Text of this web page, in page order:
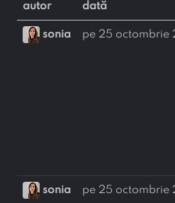
autor dată
sonia pe 25 octombrie
sonia pe 25 octombrie